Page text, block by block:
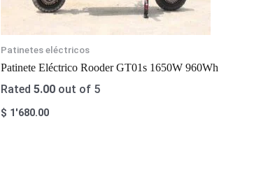
Patinetes eléctricos
Patinete Eléctrico Rooder GT01s 1650W 960Wh
Rated 5.00 out of 5
$ 1'680.00